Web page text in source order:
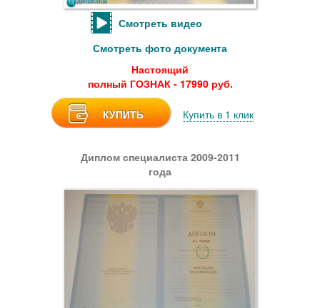
Смотреть видео
Смотреть фото документа
Настоящий
полный ГОЗНАК - 17990 руб.
КУПИТЬ Купить в 1 клик
Диплом специалиста 2009-2011
года